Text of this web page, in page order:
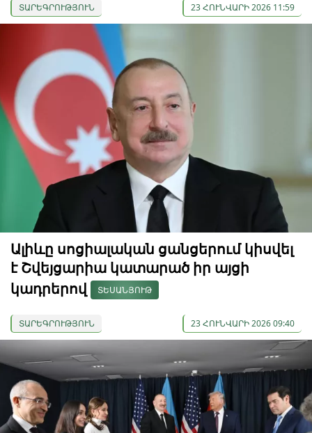
ՏԱՐԵԳՐՈՒԹՅՈՒՆ 23 ՀՈՒՆՎԱՐԻ 2026 11:59
Ալիևը սոցիալական ցանցերում կիսվել
է Շվեյցարիա կատարած իր այցի
կադրերով
ՏԵՍԱՆՅՈՒԹ
ՏԱՐԵԳՐՈՒԹՅՈՒՆ 23 ՀՈՒՆՎԱՐԻ 2026 09:40